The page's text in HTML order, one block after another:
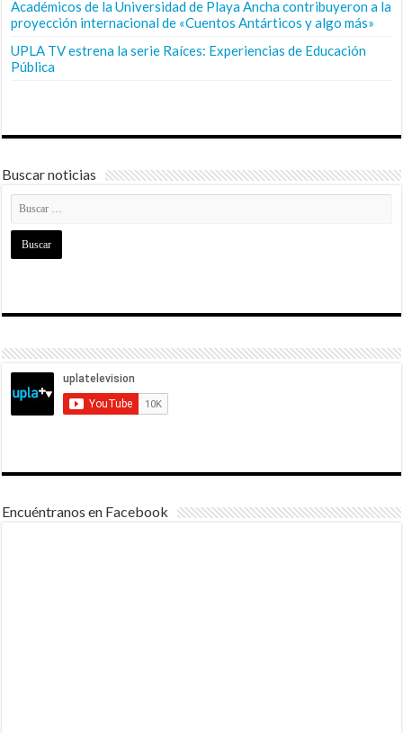
Académicos de la Universidad de Playa Ancha contribuyeron a la
proyección internacional de «Cuentos Antárticos y algo más»
UPLA TV estrena la serie Raíces: Experiencias de Educación
Pública
Buscar noticias
Encuéntranos en Facebook